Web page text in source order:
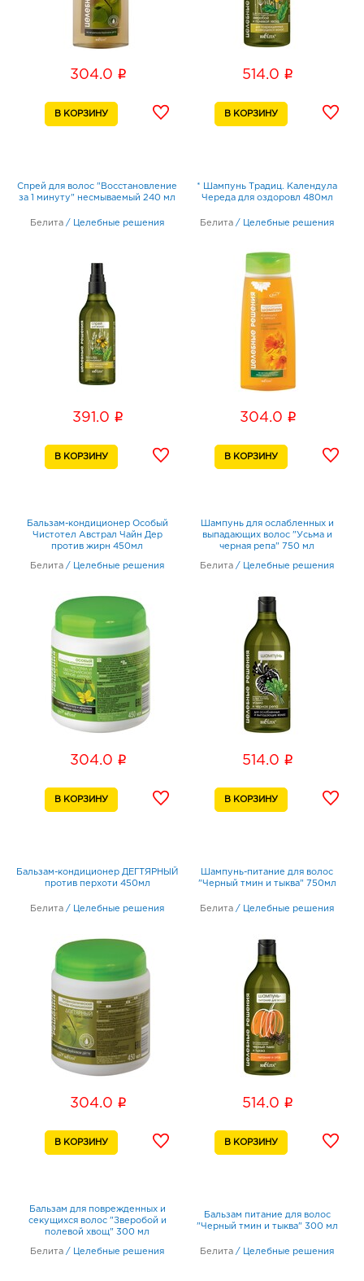
304.0 i 514.0 i
Спрей для волос "Восстановление
за 1 минуту" несмываемый 240 мл
Белита / Целебные решения
391.0 i
* Шампунь Традиц. Календула
Череда для оздоровл 480мл
Белита / Целебные решения
304.0 i
Бальзам-кондиционер Особый
Чистотел Австрал Чайн Дер
против жирн 450мл
Белита / Целебные решения
304.0 i
Шампунь для ослабленных и
выпадающих волос "Усьма и
черная репа" 750 мл
Белита / Целебные решения
514.0 i
Бальзам-кондиционер ДЕГТЯРНЫЙ
против перхоти 450мл
Белита / Целебные решения
304.0 i
Шампунь-питание для волос
"Черный тмин и тыква" 750мл
Белита / Целебные решения
514.0 i
Бальзам для поврежденных и
секущихся волос "Зверобой и
полевой хвощ" 300 мл
Белита / Целебные решения
Бальзам питание для волос
"Черный тмин и тыква" 300 мл
Белита / Целебные решения